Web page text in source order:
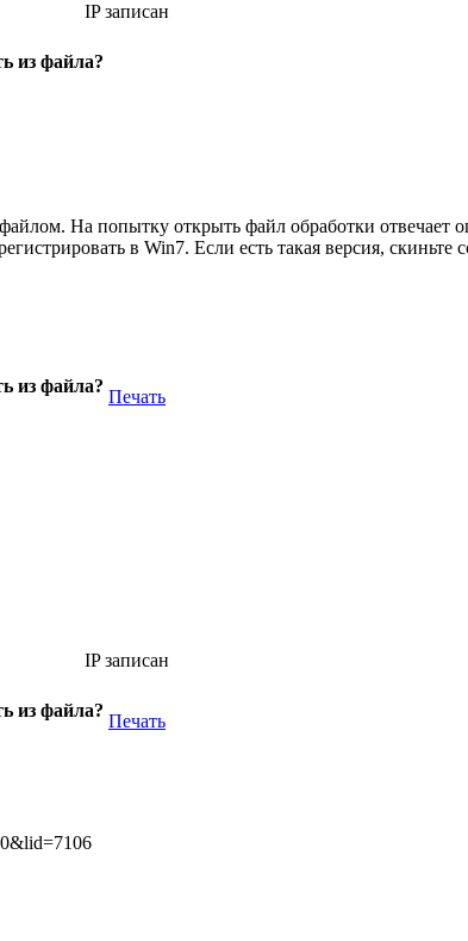
IP записан
из файла?
На попытку открыть файл обработки отвечает
в Win7. Если есть такая версия, скиньте
из файла?
Печать
IP записан
из файла?
Печать